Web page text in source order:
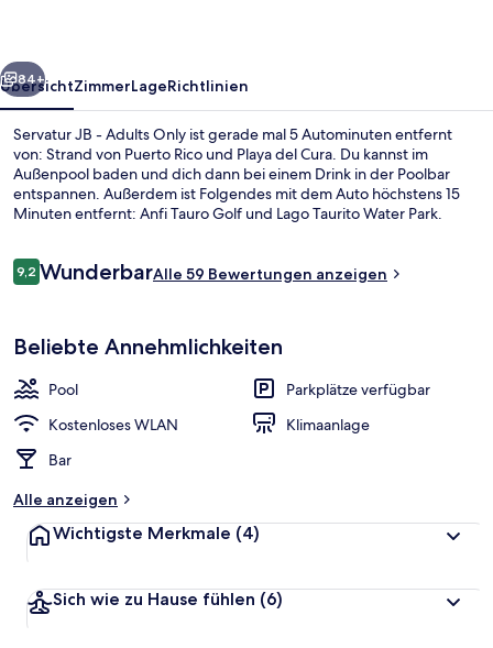
Weiter
84+
ÜbersichtZimmerLageRichtlinien
Servatur JB - Adults Only ist gerade mal 5 Autominuten entfernt
von: Strand von Puerto Rico und Playa del Cura. Du kannst im
Außenpool baden und dich dann bei einem Drink in der Poolbar
entspannen. Außerdem ist Folgendes mit dem Auto höchstens 15
Minuten entfernt: Anfi Tauro Golf und Lago Taurito Water Park.
Bewertungen
9,29,2 von 10.
WunderbarAlle 59 Bewertungen anzeigen
Beliebte Annehmlichkeiten
Pool
Parkplätze verfügbar
Kostenloses WLAN
Klimaanlage
Bar
Alle anzeigen
Wichtigste Merkmale (4)
Sich wie zu Hause fühlen (6)